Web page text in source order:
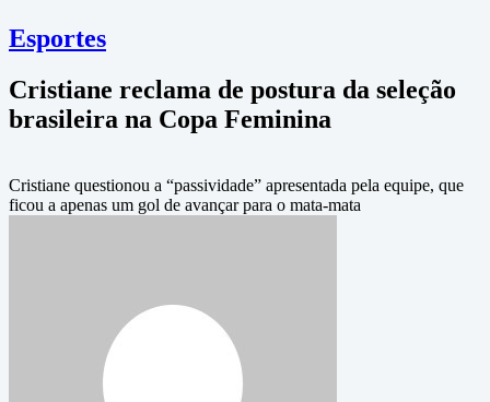
Esportes
Cristiane reclama de postura da seleção
brasileira na Copa Feminina
Cristiane questionou a “passividade” apresentada pela equipe, que
ficou a apenas um gol de avançar para o mata-mata